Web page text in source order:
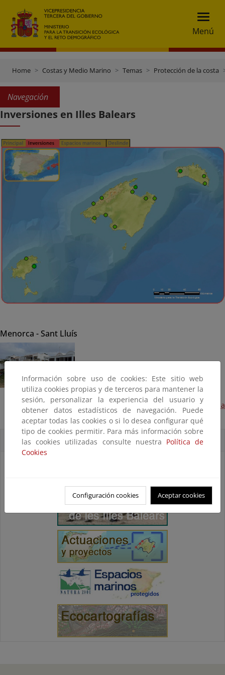
Menú
Home Costas y Medio Marino Temas Protección de la costa
Navegación
Inversiones en Illes Balears
Menorca - Sant Lluís
Mantenimiento del litoral en Baleares (2014). Biniancolla
(Terminado)
Accesos directos
Información sobre uso de cookies: Este sitio web
utiliza cookies propias y de terceros para mantener la
sesión, personalizar la experiencia del usuario y
obtener datos estadísticos de navegación. Puede
aceptar todas las cookies o si lo desea configurar qué
tipo de cookies permitir. Para más información sobre
las cookies utilizadas consulte nuestra Política de
Cookies
Configuración cookies Aceptar cookies